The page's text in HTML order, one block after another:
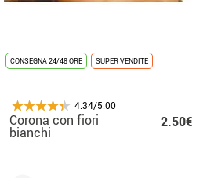
CONSEGNA 24/48 ORE SUPER VENDITE
4.34/5.00
Corona con fiori
bianchi
2.50€